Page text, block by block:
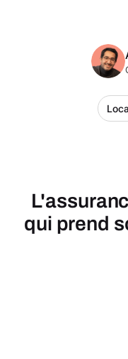
qui prend